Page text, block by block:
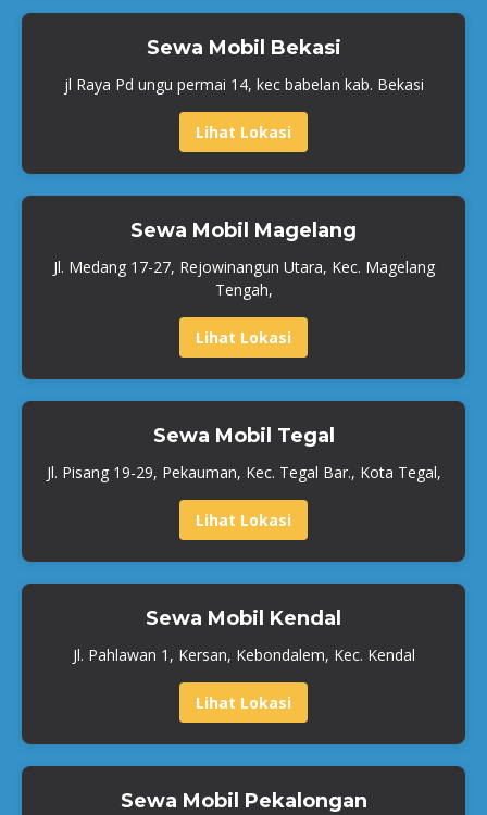
Sewa Mobil Bekasi
jl Raya Pd ungu permai 14, kec babelan kab. Bekasi
Lihat Lokasi
Sewa Mobil Magelang
Jl. Medang 17-27, Rejowinangun Utara, Kec. Magelang
Tengah,
Lihat Lokasi
Sewa Mobil Tegal
Jl. Pisang 19-29, Pekauman, Kec. Tegal Bar., Kota Tegal,
Lihat Lokasi
Sewa Mobil Kendal
Jl. Pahlawan 1, Kersan, Kebondalem, Kec. Kendal
Lihat Lokasi
Sewa Mobil Pekalongan